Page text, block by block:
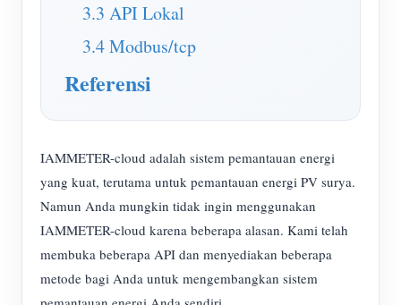
3.3 API Lokal
3.4 Modbus/tcp
Referensi
IAMMETER-cloud adalah sistem pemantauan energi
yang kuat, terutama untuk pemantauan energi PV surya.
Namun Anda mungkin tidak ingin menggunakan
IAMMETER-cloud karena beberapa alasan. Kami telah
membuka beberapa API dan menyediakan beberapa
metode bagi Anda untuk mengembangkan sistem